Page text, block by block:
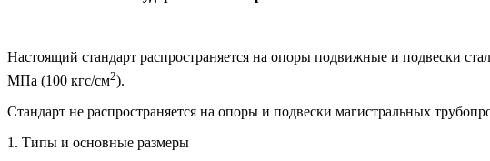
Настоящий стандарт распространяется на опоры подвижные и подвески
МПа (100 кгс/см2).
Стандарт не распространяется на опоры и подвески магистральных
1. Типы и основные размеры